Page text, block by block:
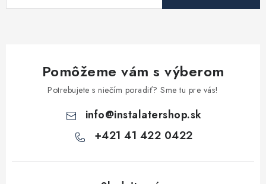
Pomôžeme vám s výberom
Potrebujete s niečím poradiť? Sme tu pre vás!
info@instalatershop.sk
+421 41 422 0422